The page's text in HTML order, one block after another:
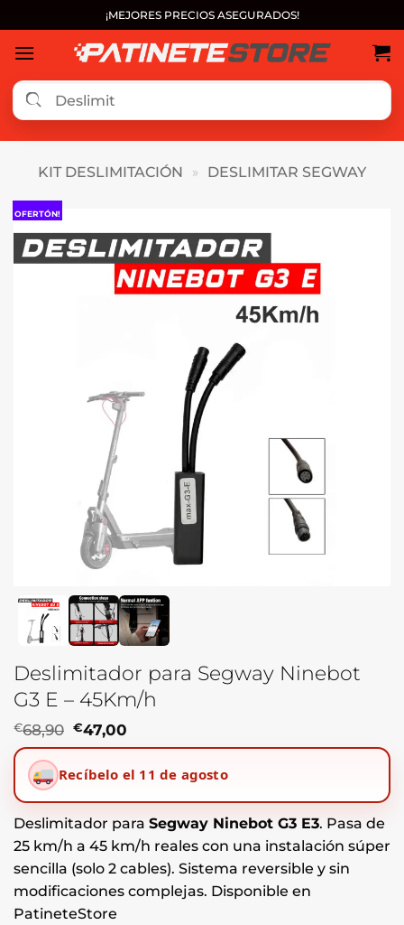
al
contenido
¡MEJORES PRECIOS ASEGURADOS!
KIT DESLIMITACIÓN » DESLIMITAR SEGWAY
OFERTÓN!
Deslimitador para Segway Ninebot
G3 E – 45Km/h
€68,90 El
precio
era:
€47,00
precio
es:
Recíbelo el 11 de agosto
Deslimitador para Segway Ninebot G3 E3. Pasa de
25 km/h a 45 km/h reales con una instalación súper
sencilla (solo 2 cables). Sistema reversible y sin
modificaciones complejas. Disponible en
PatineteStore